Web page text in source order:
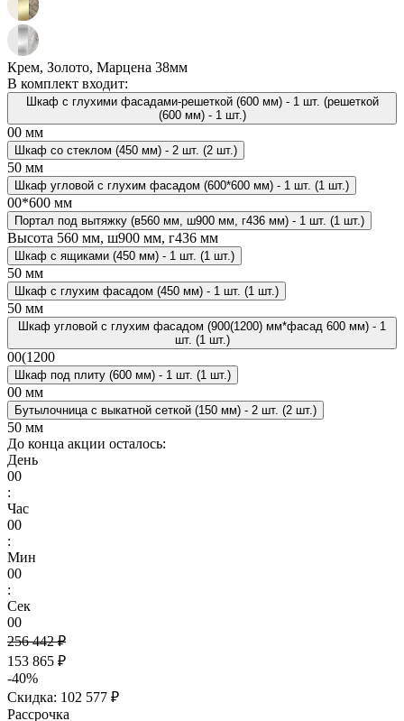
Крем, Золото, Марцена 38мм
В комплект входит:
Шкаф с глухими фасадами-решеткой (600 мм) - 1 шт. (решеткой
(600 мм) - 1 шт.)
00 мм
Шкаф со стеклом (450 мм) - 2 шт. (2 шт.)
50 мм
Шкаф угловой с глухим фасадом (600*600 мм) - 1 шт. (1 шт.)
00*600 мм
Портал под вытяжку (в560 мм, ш900 мм, г436 мм) - 1 шт. (1 шт.)
Высота 560 мм, ш900 мм, г436 мм
Шкаф с ящиками (450 мм) - 1 шт. (1 шт.)
50 мм
Шкаф с глухим фасадом (450 мм) - 1 шт. (1 шт.)
50 мм
Шкаф угловой с глухим фасадом (900(1200) мм*фасад 600 мм) - 1
шт. (1 шт.)
00(1200
Шкаф под плиту (600 мм) - 1 шт. (1 шт.)
00 мм
Бутылочница с выкатной сеткой (150 мм) - 2 шт. (2 шт.)
50 мм
До конца акции осталось:
День
00
:
Час
00
:
Мин
00
:
Сек
00
256 442 ₽
153 865 ₽
-40%
Скидка: 102 577 ₽
Рассрочка